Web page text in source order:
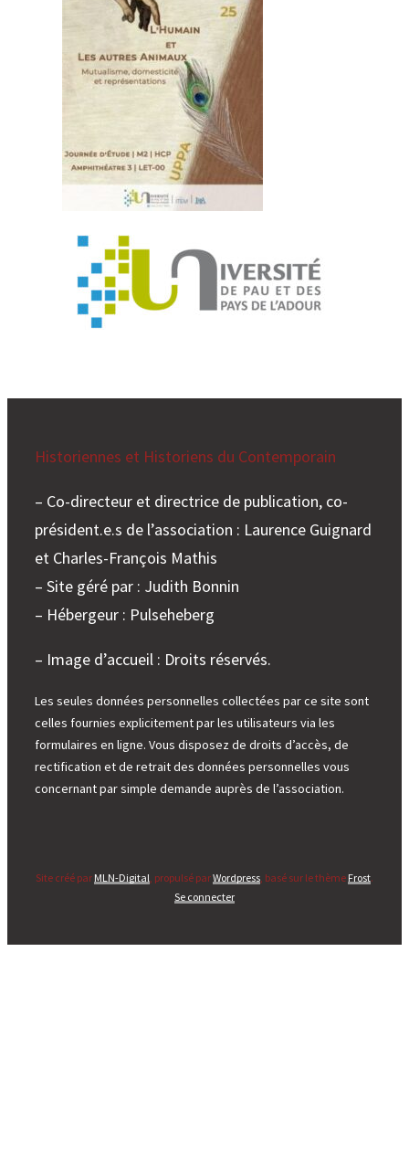
Historiennes et Historiens du Contemporain
– Co-directeur et directrice de publication, co-
président.e.s de l’association : Laurence Guignard
et Charles-François Mathis
– Site géré par : Judith Bonnin
– Hébergeur : Pulseheberg
– Image d’accueil : Droits réservés.
Les seules données personnelles collectées par ce site sont
celles fournies explicitement par les utilisateurs via les
formulaires en ligne. Vous disposez de droits d’accès, de
rectification et de retrait des données personnelles vous
concernant par simple demande auprès de l’association.
Site créé par MLN-Digital, propulsé parWordpress, basé sur le thème Frost.
Se connecter